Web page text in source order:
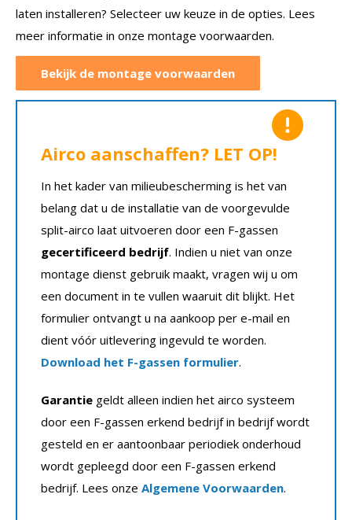
laten installeren? Selecteer uw keuze in de opties. Lees
meer informatie in onze montage voorwaarden.
Bekijk de montage voorwaarden
Airco aanschaffen? LET OP!
In het kader van milieubescherming is het van
belang dat u de installatie van de voorgevulde
split-airco laat uitvoeren door een F-gassen
gecertificeerd bedrijf. Indien u niet van onze
montage dienst gebruik maakt, vragen wij u om
een document in te vullen waaruit dit blijkt. Het
formulier ontvangt u na aankoop per e-mail en
dient vóór uitlevering ingevuld te worden.
Download het F-gassen formulier.
Garantie geldt alleen indien het airco systeem
door een F-gassen erkend bedrijf in bedrijf wordt
gesteld en er aantoonbaar periodiek onderhoud
wordt gepleegd door een F-gassen erkend
bedrijf. Lees onze Algemene Voorwaarden.